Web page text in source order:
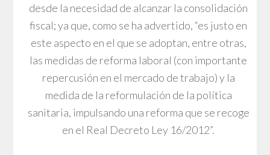
desde la necesidad de alcanzar la consolidación
fiscal; ya que, como se ha advertido, “es justo en
este aspecto en el que se adoptan, entre otras,
las medidas de reforma laboral (con importante
repercusión en el mercado de trabajo) y la
medida de la reformulación de la política
sanitaria, impulsando una reforma que se recoge
en el Real Decreto Ley 16/2012”.